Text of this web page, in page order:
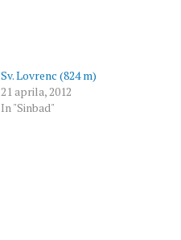
Sv. Lovrenc (824 m)
21 aprila, 2012
In "Sinbad"